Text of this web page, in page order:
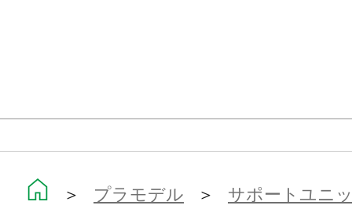
＞ プラモデル ＞ サポートユニ